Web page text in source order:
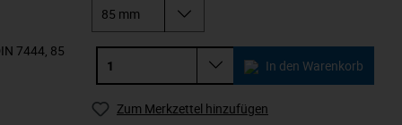
7444, 85
In den Warenkorb
Zum Merkzettel hinzufügen